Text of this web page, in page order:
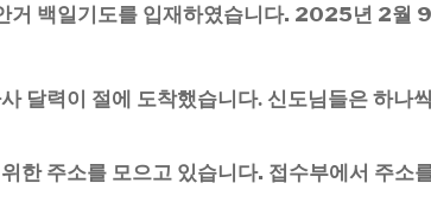
거 백일기도를 입재하였습니다. 2025년 2월
달력이 절에 도착했습니다. 신도님들은 하나
한 주소를 모으고 있습니다. 접수부에서 주소